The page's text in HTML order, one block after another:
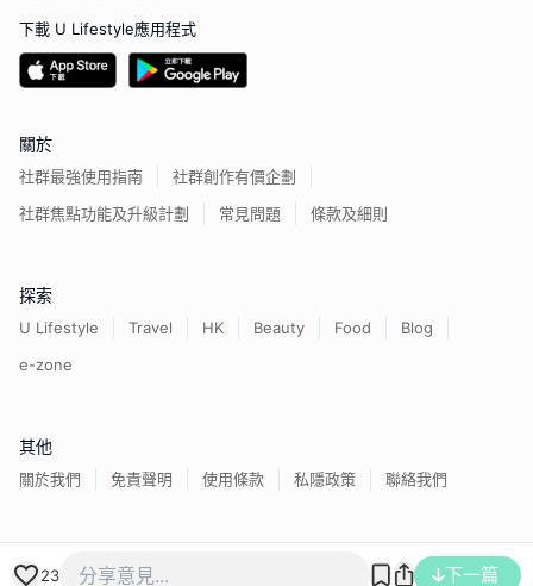
23 下一篇
下載 U Lifestyle應用程式
關於
社群最強使用指南
社群創作有價企劃
社群焦點功能及升級計劃
常見問題 條款及細則
探索
U Lifestyle Travel HK Beauty Food
Blog
e-zone
其他
關於我們 免責聲明 使用條款 私隱政策 聯絡我們
香港經濟日報版權所有©